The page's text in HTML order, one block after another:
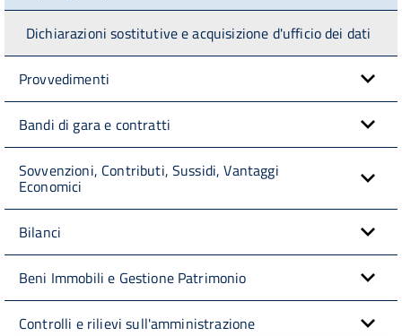
Dichiarazioni sostitutive e acquisizione d'ufficio dei dati
Provvedimenti
Bandi di gara e contratti
Sovvenzioni, Contributi, Sussidi, Vantaggi
Economici
Bilanci
Beni Immobili e Gestione Patrimonio
Controlli e rilievi sull'amministrazione